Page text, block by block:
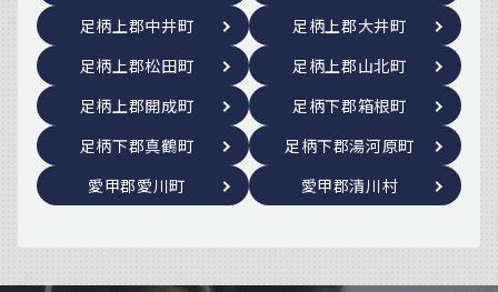
足柄上郡中井町
足柄上郡大井町
足柄上郡松田町
足柄上郡山北町
足柄上郡開成町
足柄下郡箱根町
足柄下郡真鶴町
足柄下郡湯河原町
愛甲郡愛川町
愛甲郡清川村